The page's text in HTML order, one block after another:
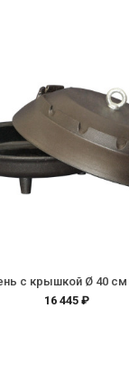
с крышкой Ø 40 см
16 445 ₽